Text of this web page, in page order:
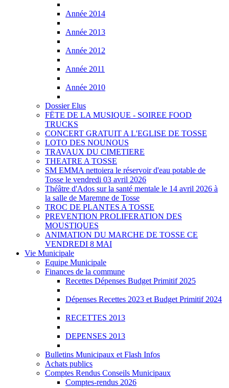
Année 2014
Année 2013
Année 2012
Année 2011
Année 2010
Dossier Elus
FËTE DE LA MUSIQUE - SOIREE FOOD
TRUCKS
CONCERT GRATUIT A L'EGLISE DE TOSSE
LOTO DES NOUNOUS
TRAVAUX DU CIMETIERE
THEATRE A TOSSE
SM EMMA nettoiera le réservoir d'eau potable de
Tosse le vendredi 03 avril 2026
Théâtre d'Ados sur la santé mentale le 14 avril 2026 à
la salle de Maremne de Tosse
TROC DE PLANTES A TOSSE
PREVENTION PROLIFERATION DES
MOUSTIQUES
ANIMATION DU MARCHE DE TOSSE CE
VENDREDI 8 MAI
Vie Municipale
Equipe Municipale
Finances de la commune
Recettes Dépenses Budget Primitif 2025
Dépenses Recettes 2023 et Budget Primitif 2024
RECETTES 2013
DEPENSES 2013
Bulletins Municipaux et Flash Infos
Achats publics
Comptes Rendus Conseils Municipaux
Comptes-rendus 2026